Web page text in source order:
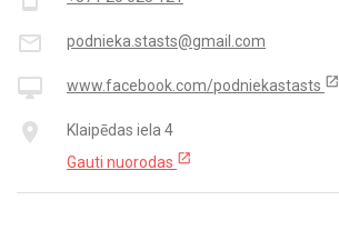
mail_outline podnieka.stasts@gmail.com
desktop_mac www.facebook.com/podniekastasts open_in_new
place
Klaipēdas iela 4
Gauti nuorodas open_in_new